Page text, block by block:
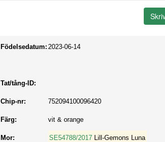
Födelsedatum: 2023-06-14
Tat/tång-ID:
Chip-nr: 752094100096420
Färg: vit & orange
Mor: SE54788/2017 Lill-Gemons Luna